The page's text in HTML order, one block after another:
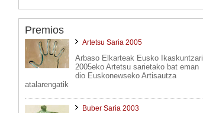
Premios
Artetsu Saria 2005
Arbaso Elkarteak Eusko Ikaskuntzari
2005eko Artetsu sarietako bat eman
dio Euskonewseko Artisautza
atalarengatik
Buber Saria 2003